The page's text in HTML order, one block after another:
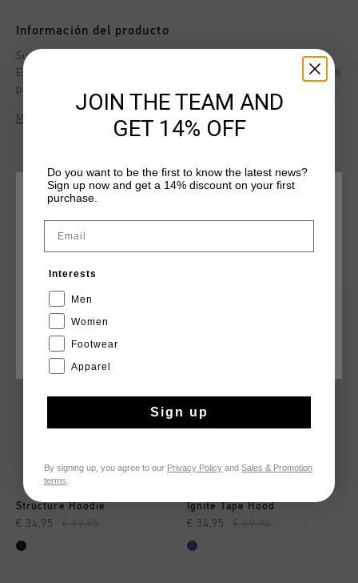
Información del producto
Sudadera con capucha Cruyff Onyx en negro para jovenes.
Esta sudadera esta confeccionada en 84,3 % algodon y 15,7 %
poliester. Inspirada en el futbol, ??luce las iconicas dos rayas
en las mangas y el logo de Cruyff Sports en el pecho. Su corte
regular garantiza comodidad tanto para actividades
Más información
rebajas
Structure Hoodie
€ 34,95 € 69,95
Ignite Tape Hood
€ 34,95 € 69,95
ELIGE TU UBICACIÓN Y TU IDIOMA
CANCEL
JOIN THE TEAM AND
GET 14% OFF
Do you want to be the first to know the latest news?
Sign up now and get a 14% discount on your first
purchase.
Email
Interests
Men
Women
Footwear
Apparel
Sign up
By signing up, you agree to our Privacy Policy and Sales & Promotion
terms